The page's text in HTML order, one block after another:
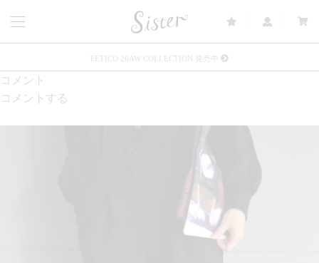
FETICO 26AW COLLECTION 発売中
発売中 : Sister × OJOJO NAITŌ
発売中 : Sister × 前原光榮商店
新規会員登録で5%OFFクーポン配布
コメント
コメントする